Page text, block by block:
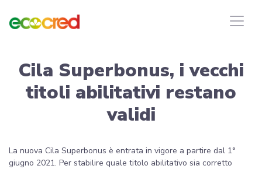
Cila Superbonus, i vecchi
titoli abilitativi restano
validi
La nuova Cila Superbonus è entrata in vigore a partire dal 1°
giugno 2021. Per stabilire quale titolo abilitativo sia corretto